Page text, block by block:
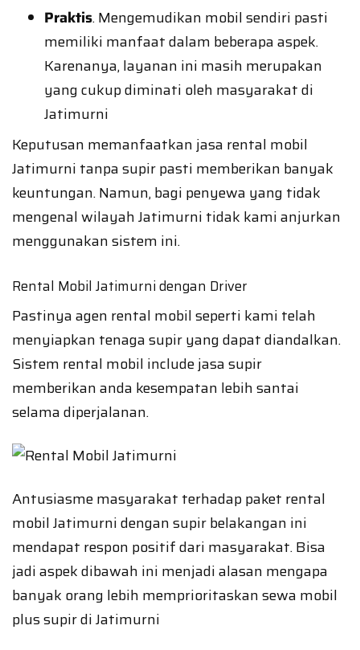
Praktis. Mengemudikan mobil sendiri pasti
memiliki manfaat dalam beberapa aspek.
Karenanya, layanan ini masih merupakan
yang cukup diminati oleh masyarakat di
Jatimurni
Keputusan memanfaatkan jasa rental mobil
Jatimurni tanpa supir pasti memberikan banyak
keuntungan. Namun, bagi penyewa yang tidak
mengenal wilayah Jatimurni tidak kami anjurkan
menggunakan sistem ini.
Rental Mobil Jatimurni dengan Driver
Pastinya agen rental mobil seperti kami telah
menyiapkan tenaga supir yang dapat diandalkan.
Sistem rental mobil include jasa supir
memberikan anda kesempatan lebih santai
selama diperjalanan.
Antusiasme masyarakat terhadap paket rental
mobil Jatimurni dengan supir belakangan ini
mendapat respon positif dari masyarakat. Bisa
jadi aspek dibawah ini menjadi alasan mengapa
banyak orang lebih memprioritaskan sewa mobil
plus supir di Jatimurni